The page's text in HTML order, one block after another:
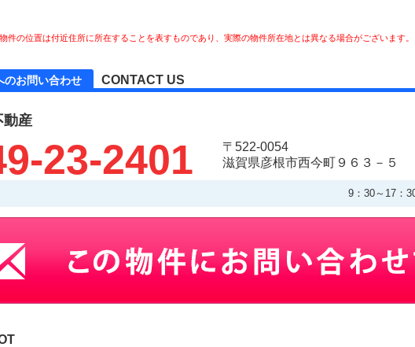
件の位置は付近住所に所在することを表すものであり、実際の物件所在地とは異なる場合がございます。
のお問い合わせ CONTACT US
動産
23-2401
〒522-0054
滋賀県彦根市西今町９６３－５
9：30～17：